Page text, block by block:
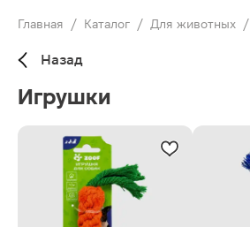
Главная / Каталог / Для животных /
Назад
Игрушки